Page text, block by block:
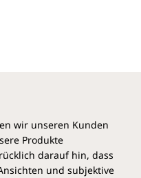
in ihrem wahren
– doch übe dich
wir unseren Kunden
Produkte
darauf hin, dass
und subjektive